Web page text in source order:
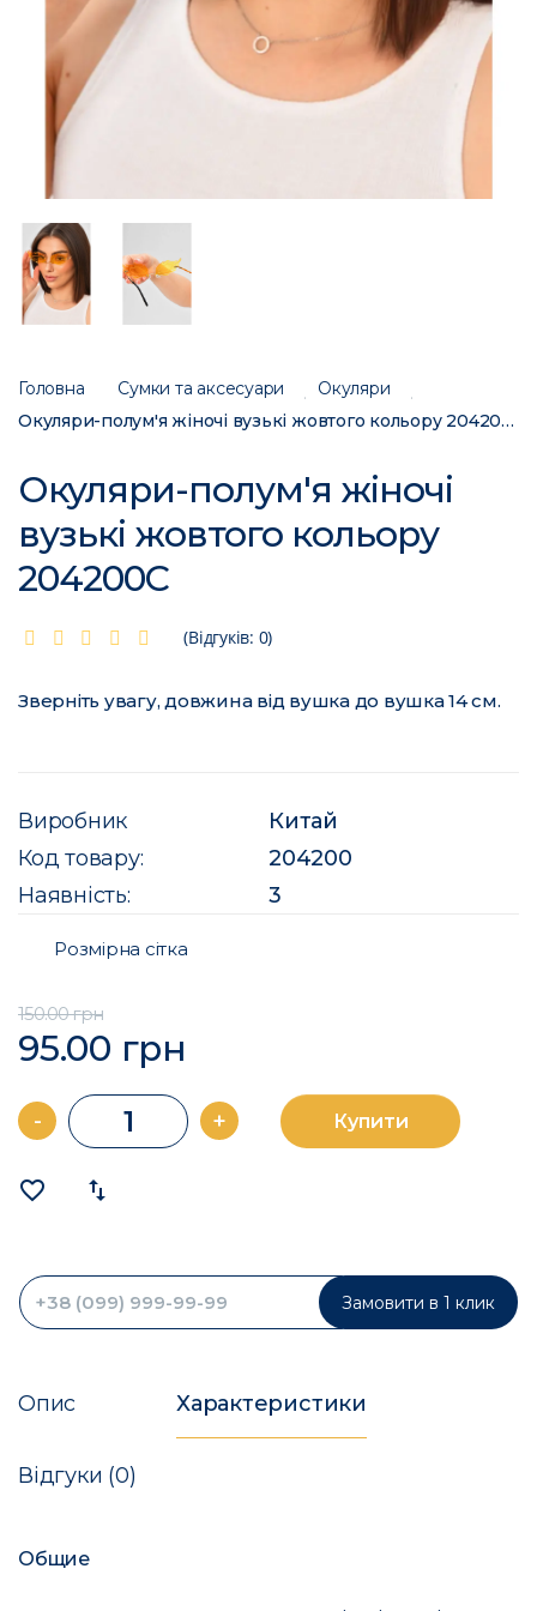
Головна Сумки та аксесуари
Окуляри
Окуляри-полум'я жіночі вузькі жовтого кольору 204200C
Окуляри-полум'я жіночі
вузькі жовтого кольору
204200C
(Відгуків: 0)
Зверніть увагу, довжина від вушка до вушка 14 см.
Виробник
Китай
Код товару:
204200
Наявність:
3
Розмірна сітка
150.00 грн
95.00 грн
- + Купити
favorite_border import_export
Замовити в 1 клик
Опис Характеристики
Відгуки (0)
Общие